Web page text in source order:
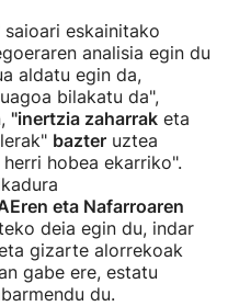
saioari eskainitako
analisia egin du
aldatu egin da,
bilakatu da",
"inertzia zaharrak eta
bazter uztea
hobea ekarriko".
eta Nafarroaren
deia egin du, indar
gizarte alorrekoak
gabe ere, estatu
du.